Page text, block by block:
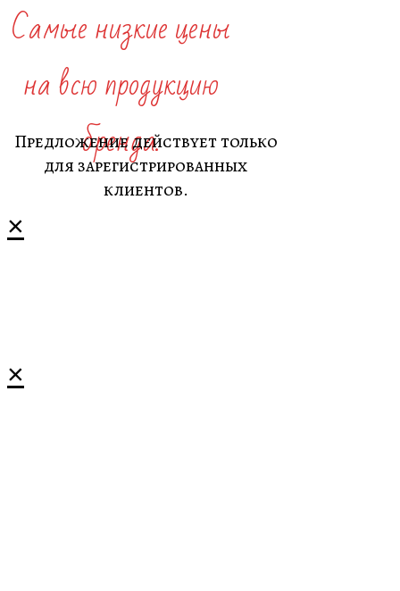
Самые низкие цены
на всю продукцию
бренда.
Предложение действует только
для зарегистрированных
клиентов.
×
×